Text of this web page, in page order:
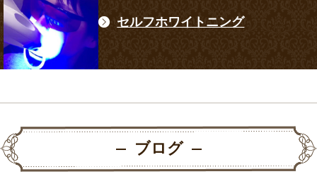
セルフホワイトニング
ブログ